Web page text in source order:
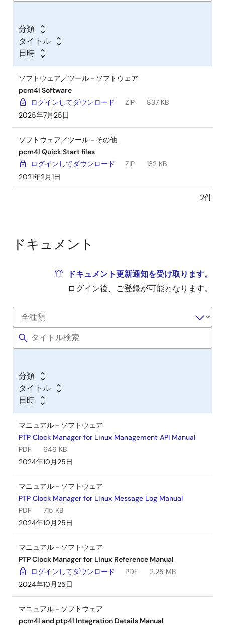
分類
タイトル
日時
ソフトウェア／ツール－ソフトウェア
pcm4l Software
ログインしてダウンロード
ZIP
837 KB
2025年7月25日
ソフトウェア／ツール－その他
pcm4l Quick Start files
ログインしてダウンロード
ZIP
132 KB
2021年2月1日
2件
ドキュメント
ドキュメント更新通知を受け取ります。
ログイン後、ご登録が可能となります。
分類
タイトル
日時
マニュアル－ソフトウェア
PTP Clock Manager for Linux Management API Manual
PDF
646 KB
2024年10月25日
マニュアル－ソフトウェア
PTP Clock Manager for Linux Message Log Manual
PDF
715 KB
2024年10月25日
マニュアル－ソフトウェア
PTP Clock Manager for Linux Reference Manual
ログインしてダウンロード
PDF
2.25 MB
2024年10月25日
マニュアル－ソフトウェア
pcm4l and ptp4l Integration Details Manual